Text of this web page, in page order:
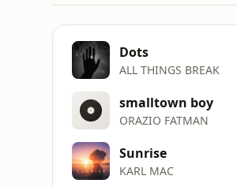
Dots
ALL THINGS BREAK
smalltown boy
ORAZIO FATMAN
Sunrise
KARL MAC